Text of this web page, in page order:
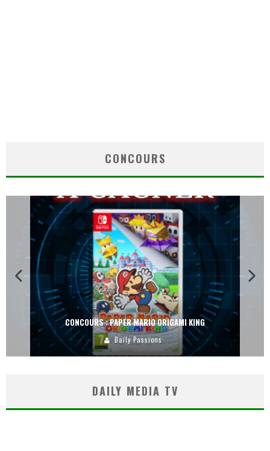
CONCOURS
CONCOURS : PAPER MARIO ORIGAMI KING
Daily Passions
DAILY MEDIA TV